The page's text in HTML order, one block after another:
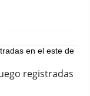
registradas